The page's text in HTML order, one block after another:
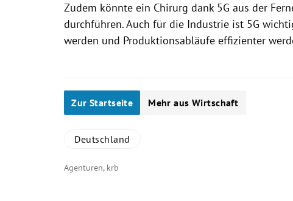
Zudem könnte ein Chirurg dank 5G aus der
durchführen. Auch für die Industrie ist 5G
werden und Produktionsabläufe effizienter
Zur Startseite Mehr aus Wirtschaft
Deutschland
Agenturen, krb